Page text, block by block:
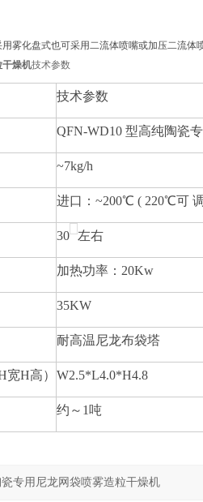
雾化盘式也可采用二流体喷嘴或加压二流体
干燥机技术参数
技术参数
QFN-WD10 型高纯陶瓷
~7kg/h
进口：~200℃ ( 220℃可 调
30 左右
加热功率：20Kw
35KW
耐高温尼龙布袋塔
H高） W2.5*L4.0*H4.8
约～1吨